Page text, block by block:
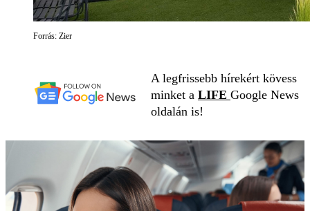
Forrás: Zier
A legfrissebb hírekért kövess
minket a LIFE Google News
oldalán is!